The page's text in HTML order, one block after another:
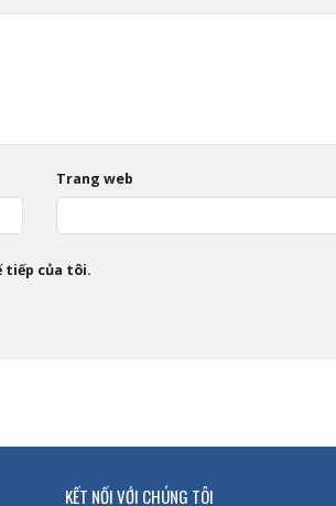
Trang web
tiếp của tôi.
KẾT NỐI VỚI CHÚNG TÔI